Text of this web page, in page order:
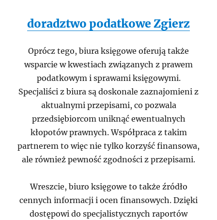
doradztwo podatkowe Zgierz
Oprócz tego, biura księgowe oferują także
wsparcie w kwestiach związanych z prawem
podatkowym i sprawami księgowymi.
Specjaliści z biura są doskonale zaznajomieni z
aktualnymi przepisami, co pozwala
przedsiębiorcom uniknąć ewentualnych
kłopotów prawnych. Współpraca z takim
partnerem to więc nie tylko korzyść finansowa,
ale również pewność zgodności z przepisami.
Wreszcie, biuro księgowe to także źródło
cennych informacji i ocen finansowych. Dzięki
dostępowi do specjalistycznych raportów